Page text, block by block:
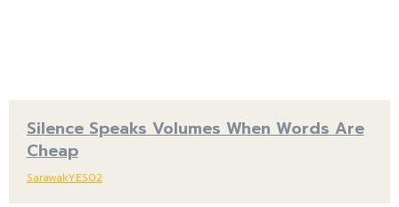
Silence Speaks Volumes When Words Are
Cheap
SarawakYES02